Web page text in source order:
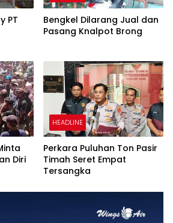
PT
Bengkel Dilarang Jual dan
Pasang Knalpot Brong
Diri
HEADLINE
Perkara Puluhan Ton Pasir
Timah Seret Empat
Tersangka